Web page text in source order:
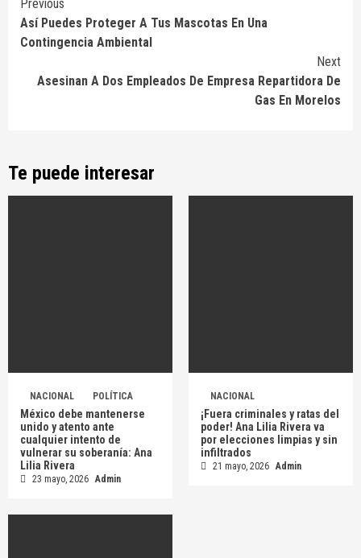
Continue
Reading
Previous
Así Puedes Proteger A Tus Mascotas En Una
Contingencia Ambiental
Next
Asesinan A Dos Empleados De Empresa Repartidora De
Gas En Morelos
Te puede interesar
NACIONAL POLÍTICA
México debe mantenerse
unido y atento ante
cualquier intento de
vulnerar su soberanía: Ana
Lilia Rivera
23 mayo, 2026 Admin
NACIONAL
¡Fuera criminales y ratas del
poder! Ana Lilia Rivera va
por elecciones limpias y sin
infiltrados
21 mayo, 2026 Admin